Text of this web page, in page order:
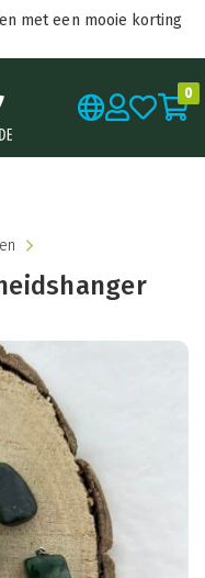
met een mooie korting
0